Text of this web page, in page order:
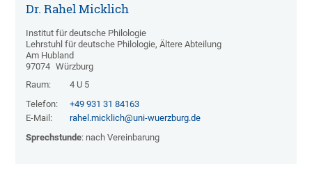
Dr. Rahel Micklich
Institut für deutsche Philologie
Lehrstuhl für deutsche Philologie, Ältere Abteilung
Am Hubland
97074 Würzburg
Raum:
4 U 5
Telefon:
+49 931 31 84163
E-Mail:
rahel.micklich@uni-wuerzburg.de
Sprechstunde: nach Vereinbarung